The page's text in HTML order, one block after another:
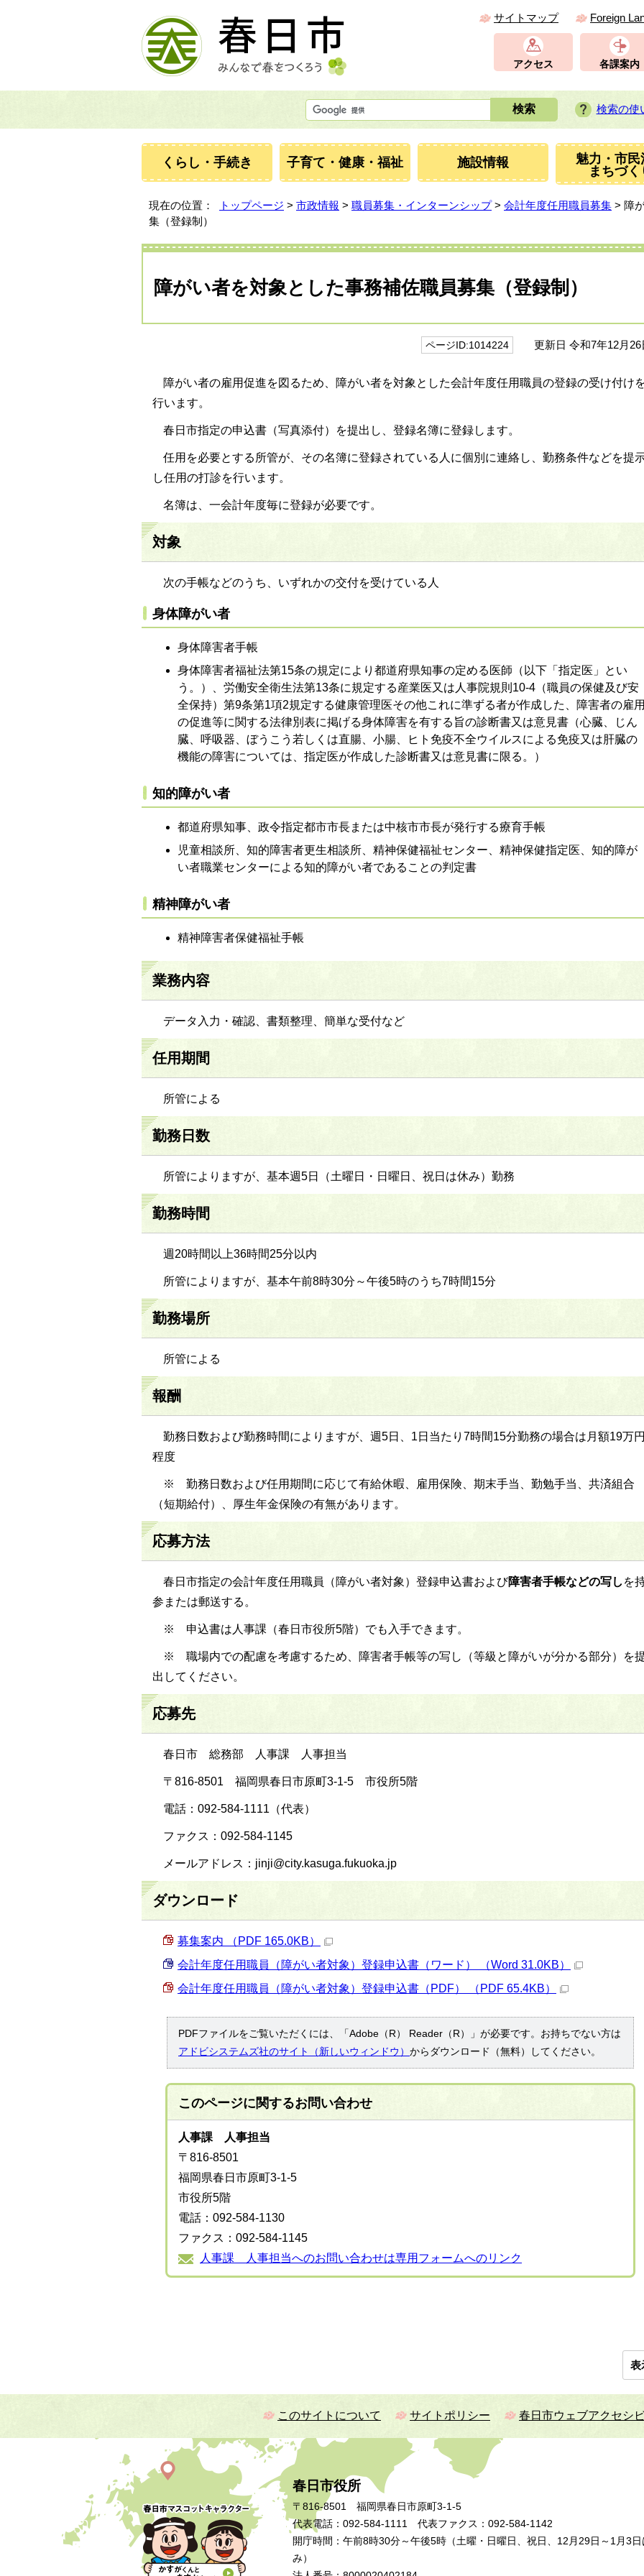
サイトマップ Foreign
アクセス 各課案内
検索の使
くらし・手続き 子育て・健康・福祉 施設情報
魅力・市民
まちづく
現在の位置： トップページ > 市政情報 > 職員募集・インターンシップ> 会計年度任用職員募集 > 障
集（登録制）
障がい者を対象とした事務補佐職員募集（登録制）
ページID:1014224 更新日 令和7年12月26
障がい者の雇用促進を図るため、障がい者を対象とした会計年度任用職員の登録の受け付け
行います。
春日市指定の申込書（写真添付）を提出し、登録名簿に登録します。
任用を必要とする所管が、その名簿に登録されている人に個別に連絡し、勤務条件などを提
し任用の打診を行います。
名簿は、一会計年度毎に登録が必要です。
対象
次の手帳などのうち、いずれかの交付を受けている人
身体障がい者
身体障害者手帳
身体障害者福祉法第15条の規定により都道府県知事の定める医師（以下「指定医」とい
う。）、労働安全衛生法第13条に規定する産業医又は人事院規則10-4（職員の保健及び安
全保持）第9条第1項2規定する健康管理医その他これに準ずる者が作成した、障害者の雇
の促進等に関する法律別表に掲げる身体障害を有する旨の診断書又は意見書（心臓、じん
臓、呼吸器、ぼうこう若しくは直腸、小腸、ヒト免疫不全ウイルスによる免疫又は肝臓の
機能の障害については、指定医が作成した診断書又は意見書に限る。）
知的障がい者
都道府県知事、政令指定都市市長または中核市市長が発行する療育手帳
児童相談所、知的障害者更生相談所、精神保健福祉センター、精神保健指定医、知的障が
い者職業センターによる知的障がい者であることの判定書
精神障がい者
精神障害者保健福祉手帳
業務内容
データ入力・確認、書類整理、簡単な受付など
任用期間
所管による
勤務日数
所管によりますが、基本週5日（土曜日・日曜日、祝日は休み）勤務
勤務時間
週20時間以上36時間25分以内
所管によりますが、基本午前8時30分～午後5時のうち7時間15分
勤務場所
所管による
報酬
勤務日数および勤務時間によりますが、週5日、1日当たり7時間15分勤務の場合は月額19万
程度
※ 勤務日数および任用期間に応じて有給休暇、雇用保険、期末手当、勤勉手当、共済組合
（短期給付）、厚生年金保険の有無があります。
応募方法
春日市指定の会計年度任用職員（障がい者対象）登録申込書および障害者手帳などの写し を
参または郵送する。
※ 申込書は人事課（春日市役所5階）でも入手できます。
※ 職場内での配慮を考慮するため、障害者手帳等の写し（等級と障がいが分かる部分）を
出してください。
応募先
春日市 総務部 人事課 人事担当
〒816-8501 福岡県春日市原町3-1-5 市役所5階
電話：092-584-1111（代表）
ファクス：092-584-1145
メールアドレス：jinji@city.kasuga.fukuoka.jp
ダウンロード
募集案内 （PDF 165.0KB）
会計年度任用職員（障がい者対象）登録申込書（ワード） （Word 31.0KB）
会計年度任用職員（障がい者対象）登録申込書（PDF） （PDF 65.4KB）
PDFファイルをご覧いただくには、「Adobe（R） Reader（R）」が必要です。お持ちでない方は
アドビシステムズ社のサイト（新しいウィンドウ） からダウンロード（無料）してください。
このページに関するお問い合わせ
人事課 人事担当
〒816-8501
福岡県春日市原町3-1-5
市役所5階
電話：092-584-1130
ファクス：092-584-1145
人事課 人事担当へのお問い合わせは専用フォームへのリンク
表
このサイトについて サイトポリシー 春日市ウェブアクセシ
春日市役所
〒816-8501 福岡県春日市原町3-1-5
代表電話：092-584-1111 代表ファクス：092-584-1142
開庁時間：午前8時30分～午後5時（土曜・日曜日、祝日、12月29日～1月3日
み）